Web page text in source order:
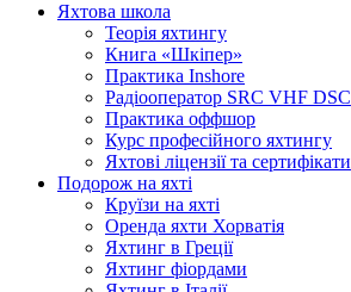
Яхтова школа
Теорія яхтингу
Книга «Шкіпер»
Практика Inshore
Радіооператор SRC VHF DSC
Практика оффшор
Курс професійного яхтингу
Яхтові ліцензії та сертифікати
Подорож на яхті
Круїзи на яхті
Оренда яхти Хорватія
Яхтинг в Греції
Яхтинг фіордами